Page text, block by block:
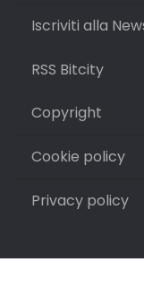
Iscriviti alla
RSS Bitcity
Copyright
Cookie policy
Privacy policy